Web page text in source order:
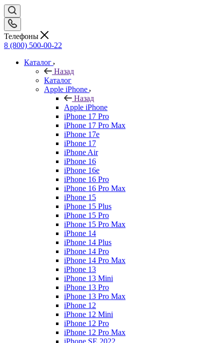
Телефоны
8 (800) 500-00-22
Каталог
Назад
Каталог
Apple iPhone
Назад
Apple iPhone
iPhone 17 Pro
iPhone 17 Pro Max
iPhone 17e
iPhone 17
iPhone Air
iPhone 16
iPhone 16e
iPhone 16 Pro
iPhone 16 Pro Max
iPhone 15
iPhone 15 Plus
iPhone 15 Pro
iPhone 15 Pro Max
iPhone 14
iPhone 14 Plus
iPhone 14 Pro
iPhone 14 Pro Max
iPhone 13
iPhone 13 Mini
iPhone 13 Pro
iPhone 13 Pro Max
iPhone 12
iPhone 12 Mini
iPhone 12 Pro
iPhone 12 Pro Max
iPhone SE 2022